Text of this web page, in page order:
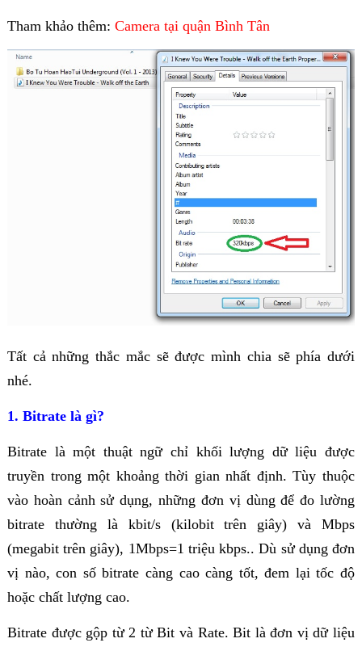
Tham khảo thêm: Camera tại quận Bình Tân
Tất cả những thắc mắc sẽ được mình chia sẽ phía dưới
nhé.
1. Bitrate là gì?
Bitrate là một thuật ngữ chỉ khối lượng dữ liệu được
truyền trong một khoảng thời gian nhất định. Tùy thuộc
vào hoàn cảnh sử dụng, những đơn vị dùng để đo lường
bitrate thường là kbit/s (kilobit trên giây) và Mbps
(megabit trên giây), 1Mbps=1 triệu kbps.. Dù sử dụng đơn
vị nào, con số bitrate càng cao càng tốt, đem lại tốc độ
hoặc chất lượng cao.
Bitrate được gộp từ 2 từ Bit và Rate. Bit là đơn vị dữ liệu